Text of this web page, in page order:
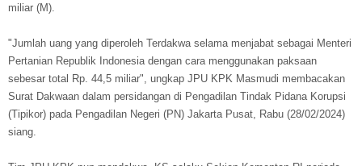
miliar (M).
"Jumlah uang yang diperoleh Terdakwa selama menjabat sebagai Menteri
Pertanian Republik Indonesia dengan cara menggunakan paksaan
sebesar total Rp. 44,5 miliar", ungkap JPU KPK Masmudi membacakan
Surat Dakwaan dalam persidangan di Pengadilan Tindak Pidana Korupsi
(Tipikor) pada Pengadilan Negeri (PN) Jakarta Pusat, Rabu (28/02/2024)
siang.